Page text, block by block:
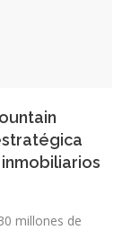
millones de